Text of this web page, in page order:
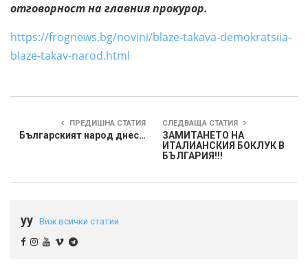
отговорност на главния прокурор.
https://frognews.bg/novini/blaze-takava-demokratsiia-
blaze-takav-narod.html
ПРЕДИШНА СТАТИЯ
Българският народ днес…
СЛЕДВАЩА СТАТИЯ
ЗАМИТАНЕТО НА
ИТАЛИАНСКИЯ БОКЛУК В
БЪЛГАРИЯ!!!
yy Виж всички статии